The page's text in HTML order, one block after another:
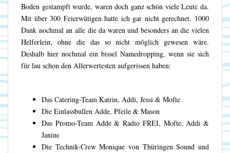
Boden gestampft wurde, waren doch ganz schön viele Leute da.
Mit über 300 Feierwütigen hatte ich gar nicht gerechnet. 1000
Dank nochmal an alle die da waren und besonders an die vielen
Helferlein, ohne die das so nicht möglich gewesen wäre.
Deshalb hier nochmal ein bissel Namedropping, wenn sie sich
für lau schon den Allerwertesten aufgerissen haben:
Das Catering-Team Katrin, Addi, Jessi & Mofte
Die Einlassbullen Adde, Pfeile & Mason
Das Promo-Team Adde & Radio FREI, Mofte, Addi &
Janine
Die Technik-Crew Monique von Thüringen Sound und